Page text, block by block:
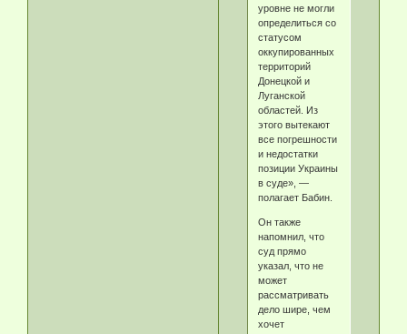
уровне не могли
определиться со
статусом
оккупированных
территорий
Донецкой и
Луганской
областей. Из
этого вытекают
все погрешности
и недостатки
позиции Украины
в суде», —
полагает Бабин.
Он также
напомнил, что
суд прямо
указал, что не
может
рассматривать
дело шире, чем
хочет